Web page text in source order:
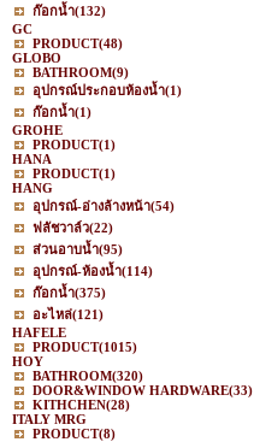
ก๊อกน้ำ(132)
GC
PRODUCT(48)
GLOBO
BATHROOM(9)
อุปกรณ์ประกอบห้องน้ำ(1)
ก๊อกน้ำ(1)
GROHE
PRODUCT(1)
HANA
PRODUCT(1)
HANG
อุปกรณ์-อ่างล้างหน้า(54)
ฟลัชวาล์ว(22)
ส่วนอาบน้ำ(95)
อุปกรณ์-ห้องน้ำ(114)
ก๊อกน้ำ(375)
อะไหล่(121)
HAFELE
PRODUCT(1015)
HOY
BATHROOM(320)
DOOR&WINDOW HARDWARE(33)
KITHCHEN(28)
ITALY MRG
PRODUCT(8)